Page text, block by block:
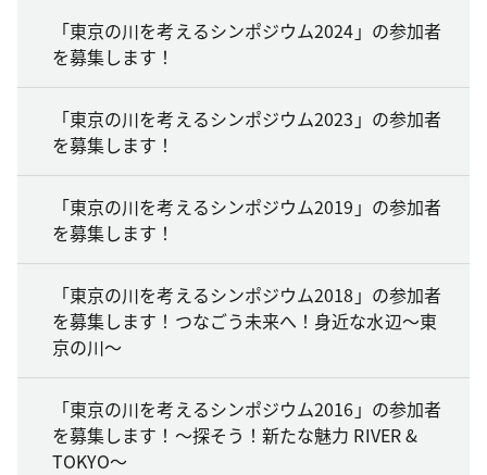
「東京の川を考えるシンポジウム2024」の参加者
を募集します！
「東京の川を考えるシンポジウム2023」の参加者
を募集します！
「東京の川を考えるシンポジウム2019」の参加者
を募集します！
「東京の川を考えるシンポジウム2018」の参加者
を募集します！つなごう未来へ！身近な水辺～東
京の川～
「東京の川を考えるシンポジウム2016」の参加者
を募集します！～探そう！新たな魅力 RIVER &
TOKYO～